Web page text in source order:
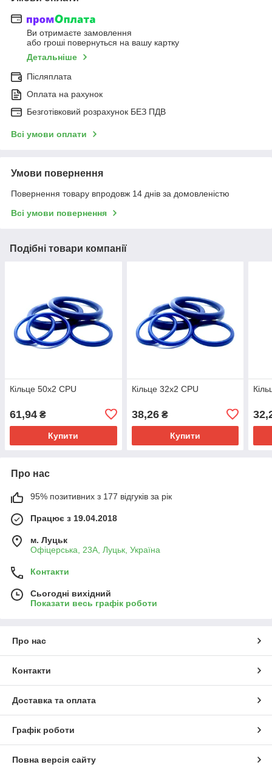
Ви отримаєте замовлення
або гроші повернуться на вашу картку
Детальніше
Післяплата
Оплата на рахунок
Безготівковий розрахунок БЕЗ ПДВ
Всі умови оплати
Умови повернення
Повернення товару впродовж 14 днів за домовленістю
Всі умови повернення
Подібні товари компанії
Кільце 50х2 CPU
61,94 ₴
Купити
Кільце 32х2 CPU
38,26₴
Купити
Про нас
95% позитивних з 177 відгуків за рік
Працює з 19.04.2018
м. Луцьк
Офіцерська, 23А, Луцьк, Україна
Контакти
Сьогодні вихідний
Показати весь графік роботи
Про нас
Контакти
Доставка та оплата
Графік роботи
Повна версія сайту